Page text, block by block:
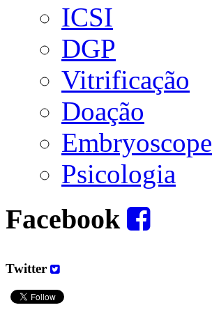
ICSI
DGP
Vitrificação
Doação
Embryoscope
Psicologia
Facebook
Twitter